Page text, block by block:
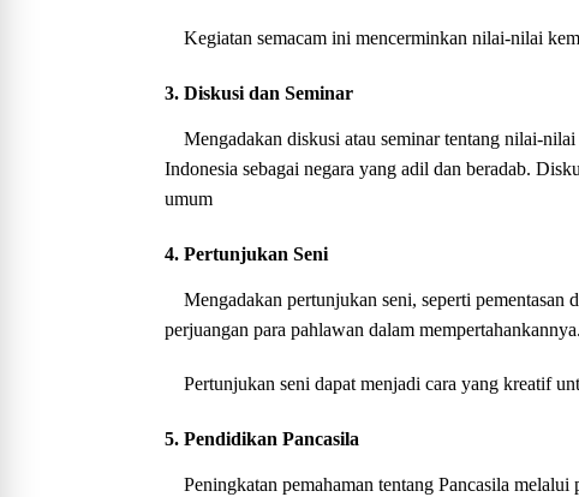
Kegiatan semacam ini mencerminkan nilai-nilai
3. Diskusi dan Seminar
Mengadakan diskusi atau seminar tentang nilai-
Indonesia sebagai negara yang adil dan beradab.
umum
4. Pertunjukan Seni
Mengadakan pertunjukan seni, seperti pementasan
perjuangan para pahlawan dalam mempertahankannya.
Pertunjukan seni dapat menjadi cara yang kreatif
5. Pendidikan Pancasila
Peningkatan pemahaman tentang Pancasila